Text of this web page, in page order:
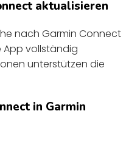
aktualisieren
nach Garmin Connect
App vollständig
unterstützen die
in Garmin